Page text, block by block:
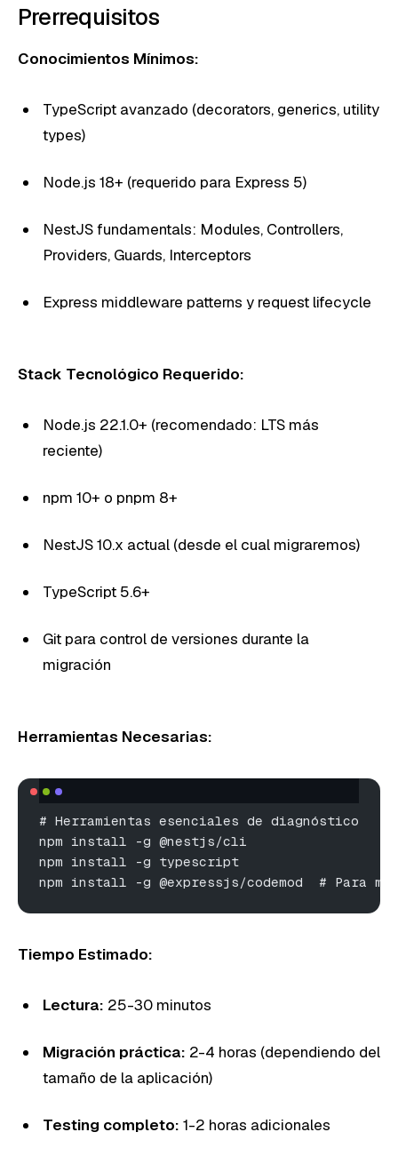
Prerrequisitos
Conocimientos Mínimos:
TypeScript avanzado (decorators, generics, utility
types)
Node.js 18+ (requerido para Express 5)
NestJS fundamentals: Modules, Controllers,
Providers, Guards, Interceptors
Express middleware patterns y request lifecycle
Stack Tecnológico Requerido:
Node.js 22.1.0+ (recomendado: LTS más
reciente)
npm 10+ o pnpm 8+
NestJS 10.x actual (desde el cual migraremos)
TypeScript 5.6+
Git para control de versiones durante la
migración
Herramientas Necesarias:
# Herramientas esenciales de diagnóstico
npm install -g @nestjs/cli
npm install -g typescript
npm install -g @expressjs/codemod  # Para
Tiempo Estimado:
Lectura: 25-30 minutos
Migración práctica: 2-4 horas (dependiendo del
tamaño de la aplicación)
Testing completo: 1-2 horas adicionales